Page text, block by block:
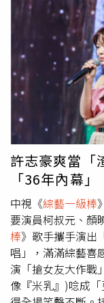
身就是舞群」因
契十足，還精心
CP」因為身高差
「是在幫競爭對
中箭：「我是站在
我總要補點專業
當康康問他「還
句都是「金句」
仔戲，還想演京劇
一往，為這集節目
黃大煒經典曲〈你
時突然「髮夾彎
吳俊宏當場變臉嗆
嗎」。眼看後輩提
許志豪見狀連忙笑
評分環節，最後一
《練舞功》更是全
被許志豪狠虧像「
許志豪爽當
「36年內幕」
中視《綜藝一級棒
要演員柯叔元、顏
棒》歌手攜手演出
唱」，滿滿綜藝喜
演「搶女友大作戰
像『米乳』)唸成